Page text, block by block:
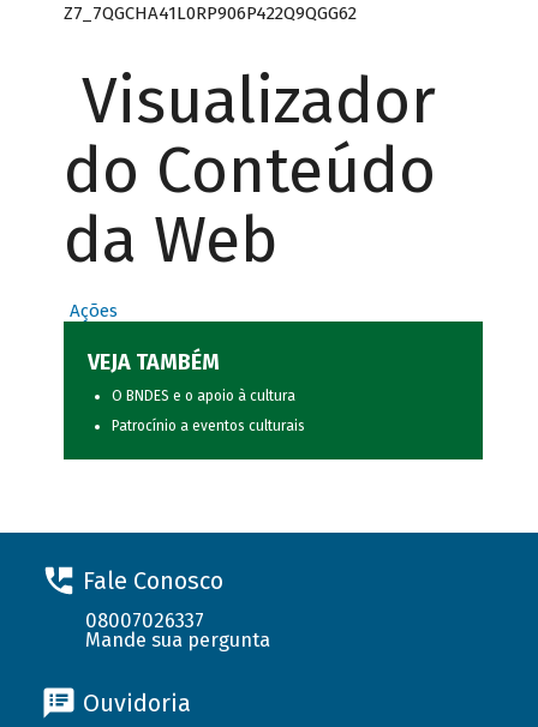
Z7_7QGCHA41L0RP906P422Q9QGG62
Visualizador
do Conteúdo
da Web
Ações
VEJA TAMBÉM
O BNDES e o apoio à cultura
Patrocínio a eventos culturais
Fale Conosco
08007026337
Mande sua pergunta
Ouvidoria